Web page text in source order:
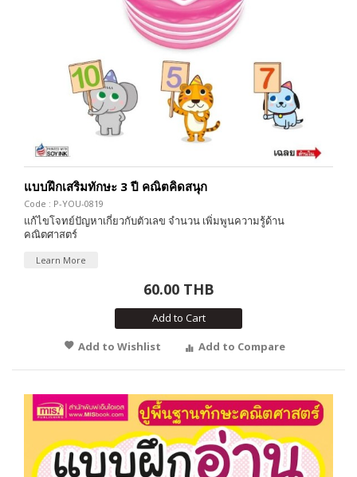
แบบฝึกเสริมทักษะ 3 ปี คณิตคิดสนุก
Code : P-YOU-0819
แก้ไขโจทย์ปัญหาเกี่ยวกับตัวเลข จำนวน เพิ่มพูนความรู้ด้าน
คณิตศาสตร์
Learn More
60.00 THB
Add to Cart
Add to Wishlist
Add to Compare